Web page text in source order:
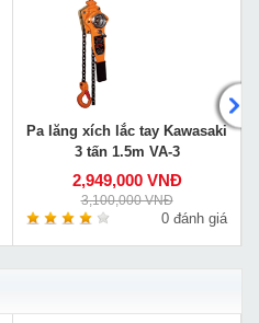
Pa lăng xích lắc tay Kawasaki
3 tấn 1.5m VA-3
2,949,000 VNĐ
3,100,000 VNĐ
0 đánh giá